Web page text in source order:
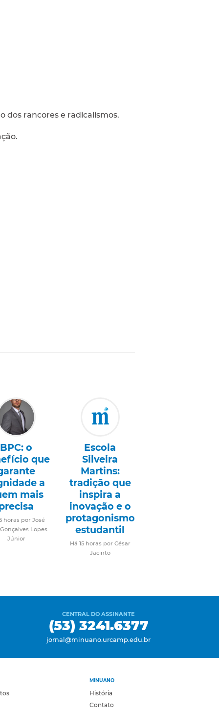
dos rancores e radicalismos.
BPC: o
que
a
mais
horas por José
Lopes
Júnior
Escola
Silveira
Martins:
tradição que
inspira a
inovação e o
protagonismo
estudantil
Há 15 horas por César
Jacinto
CENTRAL DO ASSINANTE
(53) 3241.6377
jornal@minuano.urcamp.edu.br
MINUANO
História
Contato